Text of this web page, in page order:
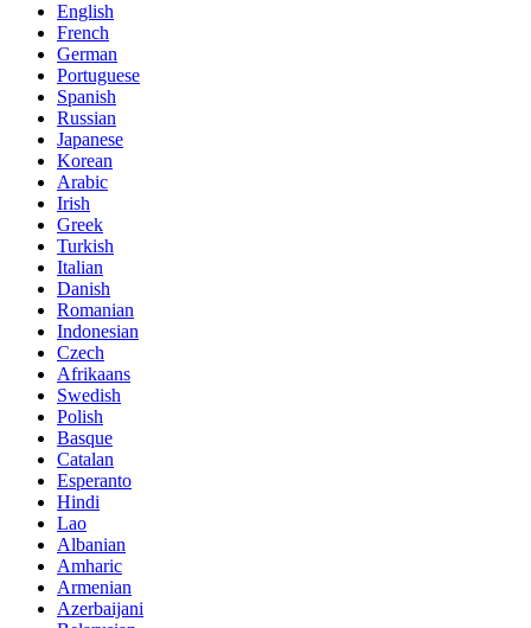
English
French
German
Portuguese
Spanish
Russian
Japanese
Korean
Arabic
Irish
Greek
Turkish
Italian
Danish
Romanian
Indonesian
Czech
Afrikaans
Swedish
Polish
Basque
Catalan
Esperanto
Hindi
Lao
Albanian
Amharic
Armenian
Azerbaijani